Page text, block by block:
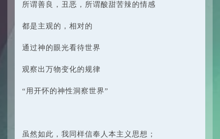
所谓善良，丑恶，所谓酸甜苦辣的情感
都是主观的，相对的
通过神的眼光看待世界
观察出万物变化的规律
“用开怀的神性洞察世界”
虽然如此，我同样信奉人本主义思想；